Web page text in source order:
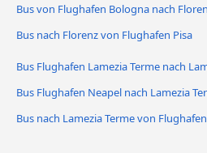
Bus von Flughafen Bologna nach
Bus nach Florenz von Flughafen Pisa
Bus Flughafen Lamezia Terme nach
Bus Flughafen Neapel nach Lamezia
Bus nach Lamezia Terme von